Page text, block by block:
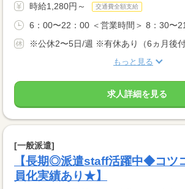
時給1,280円～ 交通費全額支給
6：00〜22：00 ＜営業時間＞ 8：30〜21
※公休2〜5日/週 ※有休あり（6ヵ月後付
もっと見る
求人詳細を見る
[一般派遣]
【長期◎派遣staff活躍中◆コツ
員化実績あり★】